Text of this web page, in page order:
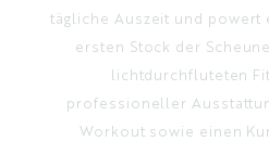
tägliche Auszeit und powert
ersten Stock der
lichtdurchfluteten
professioneller
Workout sowie einen